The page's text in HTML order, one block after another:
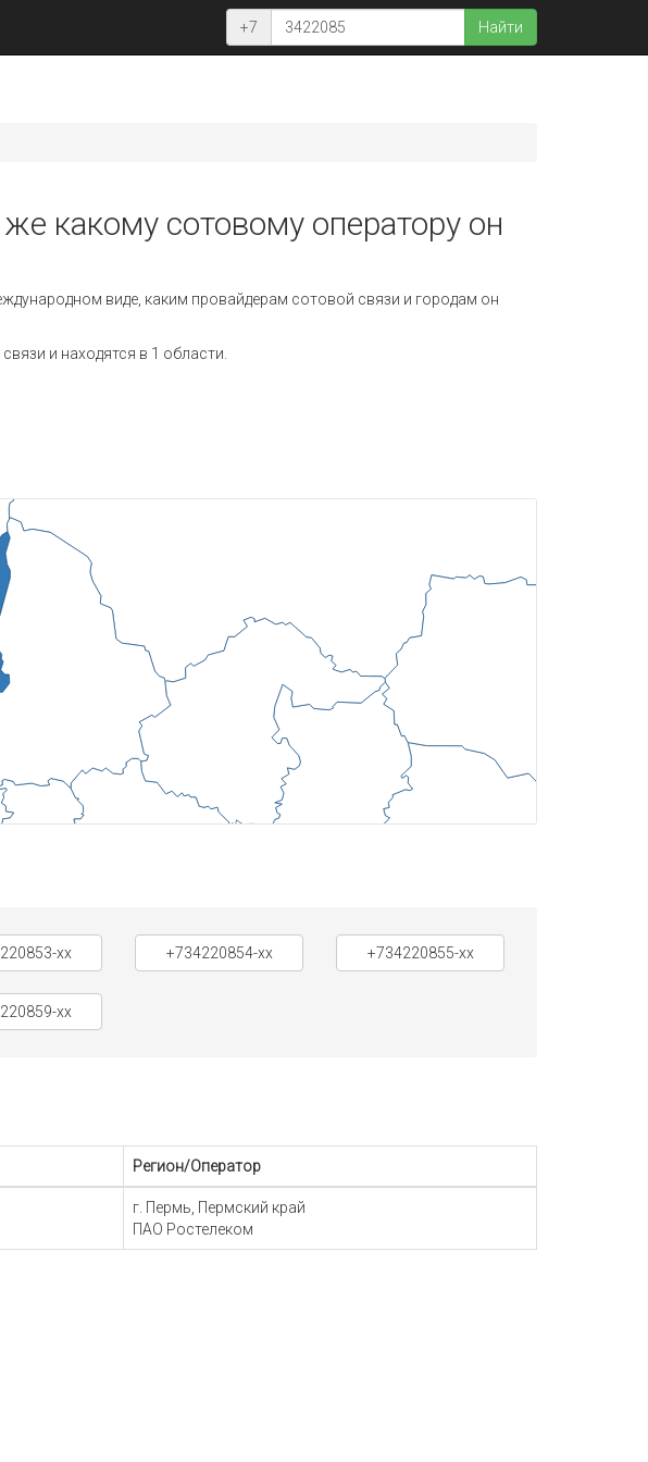
+7 Найти
какому сотовому оператору он
виде, каким провайдерам сотовой связи и городам он
и находятся в 1 области.
xx +734220854-xx +734220855-xx
xx
Регион/Оператор
г. Пермь, Пермский край
ПАО Ростелеком